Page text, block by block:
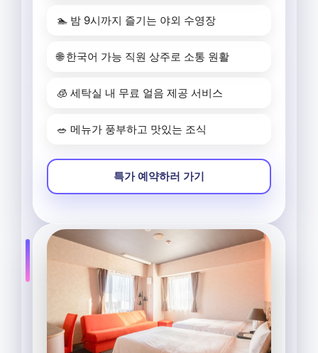
🏊 밤 9시까지 즐기는 야외 수영장
🌐 한국어 가능 직원 상주로 소통 원활
🧊 세탁실 내 무료 얼음 제공 서비스
🥗 메뉴가 풍부하고 맛있는 조식
특가 예약하러 가기